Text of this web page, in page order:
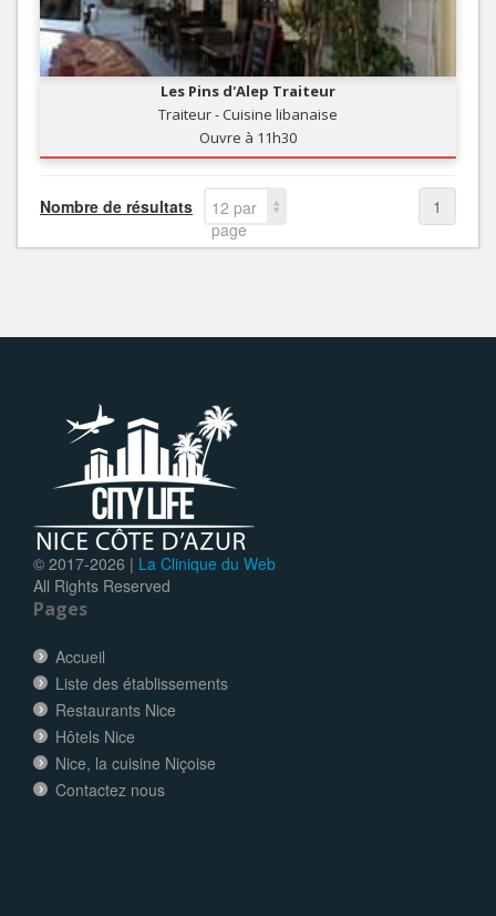
Les Pins d'Alep Traiteur
Traiteur - Cuisine libanaise
Ouvre à 11h30
Nombre de résultats
12 par
page
1
© 2017-2026 | La Clinique du Web
All Rights Reserved
Pages
Accueil
Liste des établissements
Restaurants Nice
Hôtels Nice
Nice, la cuisine Niçoise
Contactez nous